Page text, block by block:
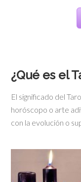
¿Qué es el
El significado del
horóscopo o arte
con la evolución o